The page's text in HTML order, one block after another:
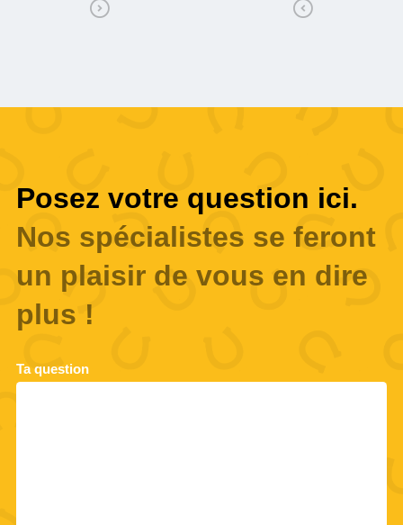
Posez votre question ici.
Nos spécialistes se feront
un plaisir de vous en dire
plus !
Ta question